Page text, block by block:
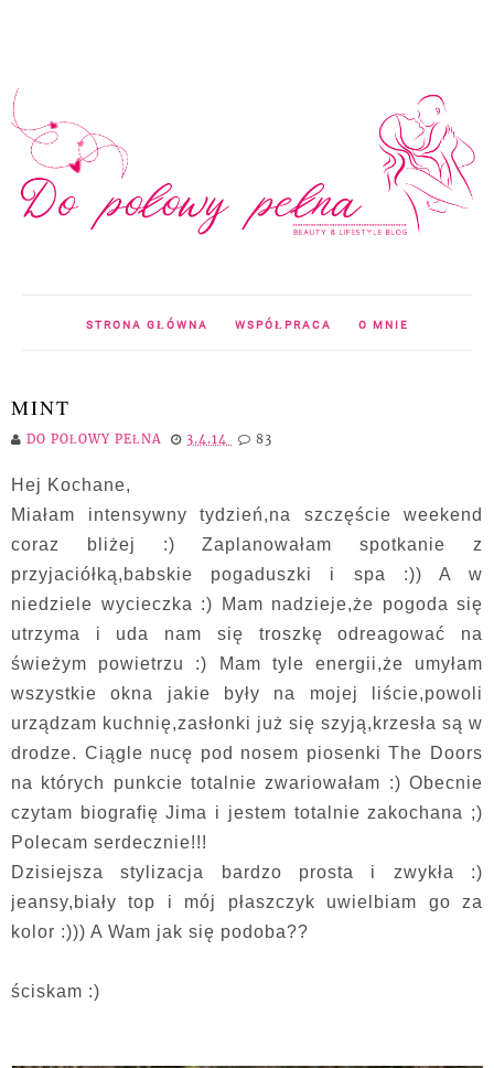
STRONA GŁÓWNA WSPÓŁPRACA O MNIE
MINT
DO POŁOWY PEŁNA 3.4.14 83
Hej Kochane,
Miałam intensywny tydzień,na szczęście weekend
coraz bliżej :) Zaplanowałam spotkanie z
przyjaciółką,babskie pogaduszki i spa :)) A w
niedziele wycieczka :) Mam nadzieje,że pogoda się
utrzyma i uda nam się troszkę odreagować na
świeżym powietrzu :) Mam tyle energii,że umyłam
wszystkie okna jakie były na mojej liście,powoli
urządzam kuchnię,zasłonki już się szyją,krzesła są w
drodze. Ciągle nucę pod nosem piosenki The Doors
na których punkcie totalnie zwariowałam :) Obecnie
czytam biografię Jima i jestem totalnie zakochana ;)
Polecam serdecznie!!!
Dzisiejsza stylizacja bardzo prosta i zwykła :)
jeansy,biały top i mój płaszczyk uwielbiam go za
kolor :))) A Wam jak się podoba??
ściskam :)